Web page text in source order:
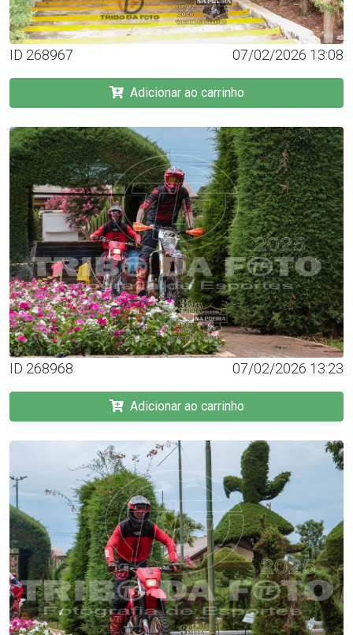
ID 268967 07/02/2026 13:08
Adicionar ao carrinho
ID 268968 07/02/2026 13:23
Adicionar ao carrinho